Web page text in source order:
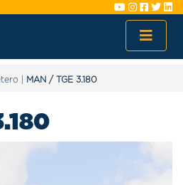
MAN / TGE 3.180